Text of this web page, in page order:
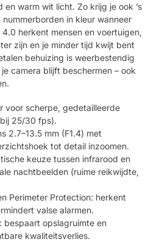
warm wit licht. Zo krijg je ook ’s
in kleur wanneer
herkent mensen en voertuigen,
zijn en je minder tijd kwijt bent
behuizing is weerbestendig
camera blijft beschermen – ook
voor scherpe, gedetailleerde
25/30 fps).
2.7–13.5 mm (F1.4) met
tot detail inzoomen.
keuze tussen infrarood en
nachtbeelden (ruime reikwijdte,
Perimeter Protection: herkent
valse alarmen.
bespaart opslagruimte en
kwaliteitsverlies.